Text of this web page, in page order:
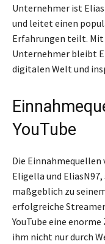
Unternehmer ist
und leitet einen
Erfahrungen teilt. Mit
Unternehmer bleibt
digitalen Welt und
YouTube
Die Einnahmequellen
Eligella und
maßgeblich zu
erfolgreiche
YouTube eine
ihm nicht nur durch